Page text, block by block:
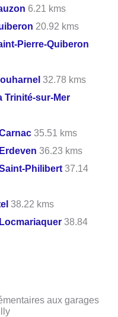
6.21 kms
20.92 kms
Pierre-Quiberon
32.78 kms
Trinité-sur-Mer
35.51 kms
Erdeven 36.23 kms
Philibert 37.14
38.22 kms
Locmariaquer 38.84
aux garages